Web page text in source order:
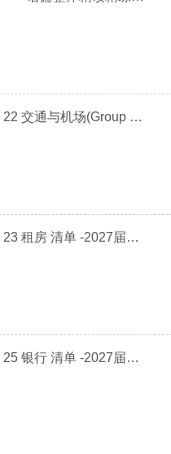
【28天突破】 2027年高考英语听力场景高频词汇 Day 22 交通与机场(Group 3) 清单 -2027届高三英语一轮复习专项
【28天突破】 2027年高考英语听力场景高频词汇 Day 23 租房 清单 -2027届高三英语一轮复习专项
【28天突破】 2027年高考英语听力场景高频词汇 Day 25 银行 清单 -2027届高三英语一轮复习专项